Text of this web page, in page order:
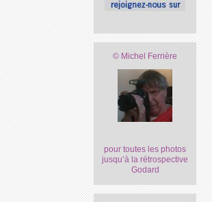
© Michel Ferrière
pour toutes les photos
jusqu’à la rétrospective
Godard